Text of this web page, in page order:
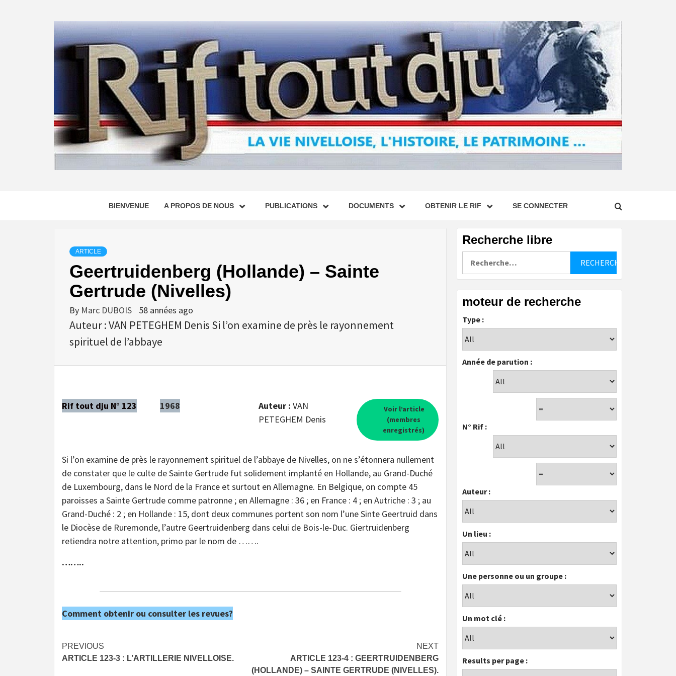
BIENVENUE A PROPOS DE NOUS PUBLICATIONS DOCUMENTS OBTENIR LE RIF SE CONNECTER
ARTICLE
Geertruidenberg (Hollande) – Sainte
Gertrude (Nivelles)
By Marc DUBOIS 58 années ago
Auteur : VAN PETEGHEM Denis Si l’on examine de près le rayonnement
spirituel de l’abbaye
Rif tout dju N° 123 1968 Auteur : VAN
PETEGHEM Denis
Voir l’article
(membres
enregistrés)
Si l’on examine de près le rayonnement spirituel de l’abbaye de Nivelles, on ne s’étonnera nullement
de constater que le culte de Sainte Gertrude fut solidement implanté en Hollande, au Grand-Duché
de Luxembourg, dans le Nord de la France et surtout en Allemagne. En Belgique, on compte 45
paroisses a Sainte Gertrude comme patronne ; en Allemagne : 36 ; en France : 4 ; en Autriche : 3 ; au
Grand-Duché : 2 ; en Hollande : 15, dont deux communes portent son nom l’une Sinte Geertruid dans
le Diocèse de Ruremonde, l’autre Geertruidenberg dans celui de Bois-le-Duc. Giertruidenberg
retiendra notre attention, primo par le nom de …….
……..
Comment obtenir ou consulter les revues?
Post
navigation
PREVIOUS
ARTICLE 123-3 : L’ARTILLERIE NIVELLOISE.
NEXT
ARTICLE 123-4 : GEERTRUIDENBERG
(HOLLANDE) – SAINTE GERTRUDE (NIVELLES).
Recherche libre
moteur de recherche
Type :
Année de parution :
N° Rif :
Auteur :
Un lieu :
Une personne ou un groupe :
Un mot clé :
Results per page :